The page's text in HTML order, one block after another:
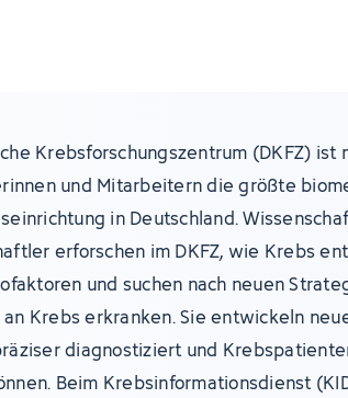
Krebsforschungszentrum (DKFZ) ist
und Mitarbeitern die größte
in Deutschland.
erforschen im DKFZ, wie Krebs
und suchen nach neuen
an Krebs erkranken. Sie entwickeln
diagnostiziert und
Beim Krebsinformationsdienst